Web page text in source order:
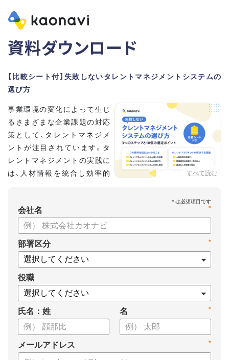
資料ダウンロード
【比較シート付】失敗しないタレントマネジメントシステムの
選び方
すべて読む
事業環境の変化によって生じ
るさまざまな企業課題の対応
策として、タレントマネジメ
ントが注目されています。タ
レントマネジメントの実践に
は、人材情報を統合し効率的
・タレントマネジメントが必要な企業の特徴
・タレントマネジメントシステム導入を検討する際の10個の選
定ポイント
・システム導入までの3つのステップ
についてまとめています。ぜひお役立てください。
*
会社名
*
部署区分
役職
氏名：姓 *
名
*
メールアドレス